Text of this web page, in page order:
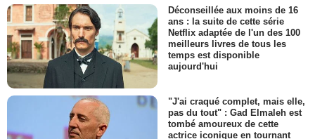
Déconseillée aux moins de 16
ans : la suite de cette série
Netflix adaptée de l'un des 100
meilleurs livres de tous les
temps est disponible
aujourd'hui
"J'ai craqué complet, mais elle,
pas du tout" : Gad Elmaleh est
tombé amoureux de cette
actrice iconique en tournant